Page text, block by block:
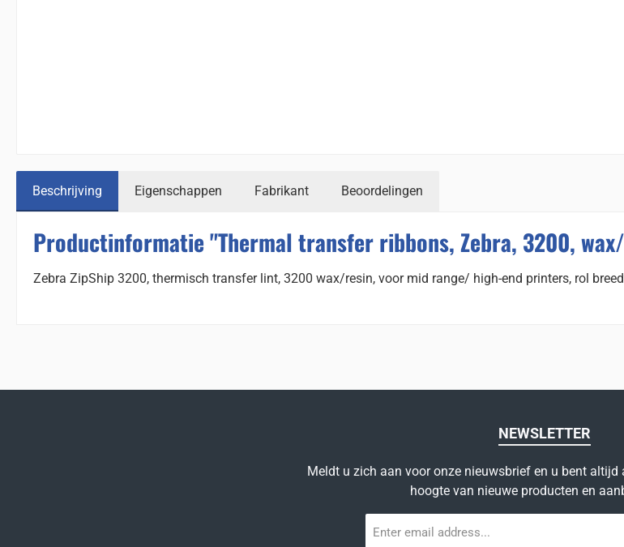
Beschrijving Eigenschappen Fabrikant Beoordelingen
Productinformatie "Thermal transfer ribbons, Zebra, 3200,
Zebra ZipShip 3200, thermisch transfer lint, 3200 wax/resin, voor mid range/ high-end printers, rol
NEWSLETTER
Meldt u zich aan voor onze nieuwsbrief en u bent altijd
hoogte van nieuwe producten en
mailadres